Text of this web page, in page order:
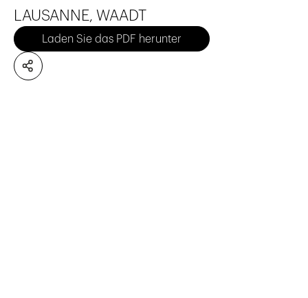
LAUSANNE, WAADT
Laden Sie das PDF herunter